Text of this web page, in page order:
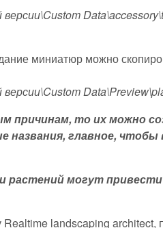
миниатюр можно
причинам, то их можно
названия, главное,
могут
landscaping architect,